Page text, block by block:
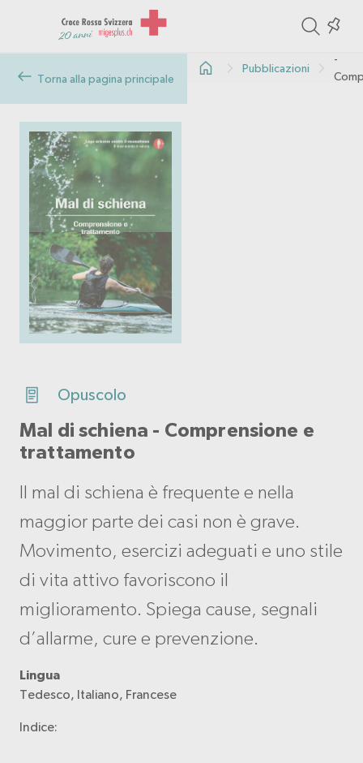
the
Torna alla pagina principale
Pubblicazioni
-
Opuscolo
Mal di schiena - Comprensione e
trattamento
Il mal di schiena è frequente e nella
maggior parte dei casi non è grave.
Movimento, esercizi adeguati e uno stile
di vita attivo favoriscono il
miglioramento. Spiega cause, segnali
d’allarme, cure e prevenzione.
Lingua
Tedesco, Italiano, Francese
Indice: